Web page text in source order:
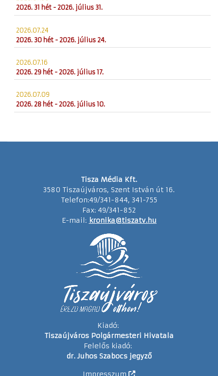
2026. 31 hét - 2026. július 31.
2026.07.24
2026. 30 hét - 2026. július 24.
2026.07.16
2026. 29 hét - 2026. július 17.
2026.07.09
2026. 28 hét - 2026. július 10.
Tisza Média Kft.
3580 Tiszaújváros, Szent István út 16.
Telefon:49/341-844, 341-755
Fax: 49/341-852
E-mail: kronika@tiszatv.hu
Kiadó:
Tiszaújváros Polgármesteri Hivatala
Felelős kiadó:
dr. Juhos Szabocs jegyző
Impresszum